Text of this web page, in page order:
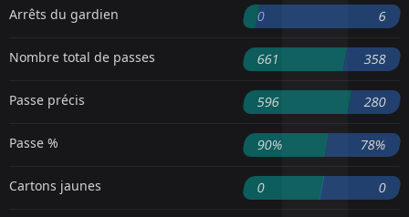
Arrêts du gardien 0 6
Nombre total de passes 661 358
Passe précis 596 280
Passe % 90% 78%
Cartons jaunes 0 0